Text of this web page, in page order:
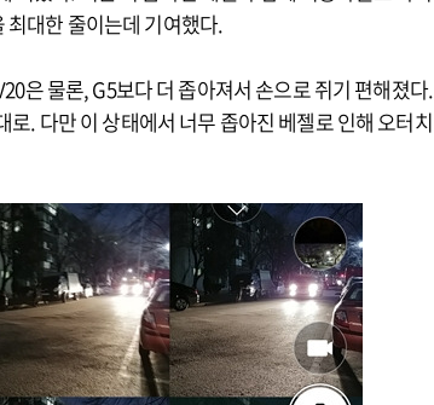
최대한 줄이는데 기여했다.
은 물론, G5보다 더 좁아져서 손으로 쥐기 편해졌다.
. 다만 이 상태에서 너무 좁아진 베젤로 인해 오터치